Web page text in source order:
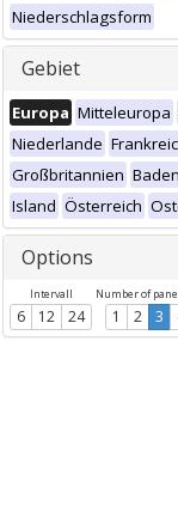
Niederschlagsform
Gebiet
Europa Mitteleuropa
Niederlande
Großbritannien
Island Österreich
Options
Intervall
6 12 24
Number of
1 2 3